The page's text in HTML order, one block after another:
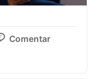
Comentar